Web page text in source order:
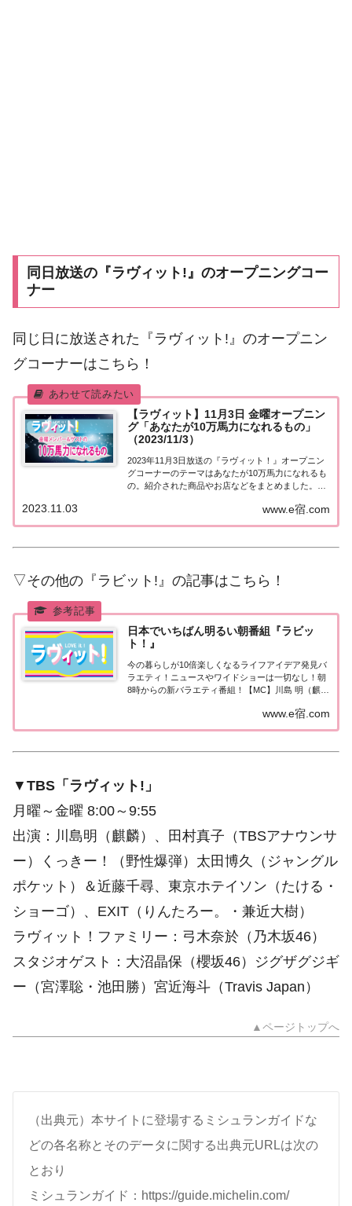
同日放送の『ラヴィット!』のオープニングコー
ナー
同じ日に放送された『ラヴィット!』のオープニン
グコーナーはこちら！
【ラヴィット】11月3日 金曜オープニン
グ「あなたが10万馬力になれるもの」
（2023/11/3）
2023年11月3日放送の『ラヴィット！』オープニン
グコーナーのテーマはあなたが10万馬力になれるも
の。紹介された商品やお店などをまとめました。く
の今日11月3日は漫画家・手塚治虫さんの誕生日。
手塚治虫さんといえば、10万馬力のロボ...
www.e宿.com
2023.11.03
▽その他の『ラビット!』の記事はこちら！
日本でいちばん明るい朝番組『ラビッ
ト！』
今の暮らしが10倍楽しくなるライフアイデア発見バ
ラエティ！ニュースやワイドショーは一切なし！朝
8時からの新バラエティ番組！【MC】川島 明（麒
www.e宿.com
▼ TBS「ラヴィット!」
月曜～金曜 8:00～9:55
出演：川島明（麒麟）、田村真子（TBSアナウンサ
ー）くっきー！（野性爆弾）太田博久（ジャングル
ポケット）＆近藤千尋、東京ホテイソン（たける・
ショーゴ）、EXIT（りんたろー。・兼近大樹）
ラヴィット！ファミリー：弓木奈於（乃木坂46）
スタジオゲスト：大沼晶保（櫻坂46）ジグザグジギ
ー（宮澤聡・池田勝）宮近海斗（Travis Japan）
▲ページトップへ
（出典元）本サイトに登場するミシュランガイドな
どの各名称とそのデータに関する出典元URLは次の
とおり
ミシュランガイド：https://guide.michelin.com/